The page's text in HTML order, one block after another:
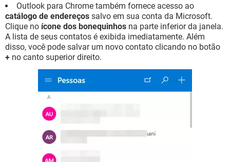
Outlook para Chrome também fornece acesso ao
catálogo de endereços salvo em sua conta da Microsoft.
Clique no ícone dos bonequinhos na parte inferior da janela.
A lista de seus contatos é exibida imediatamente. Além
disso, você pode salvar um novo contato clicando no botão
+ no canto superior direito.